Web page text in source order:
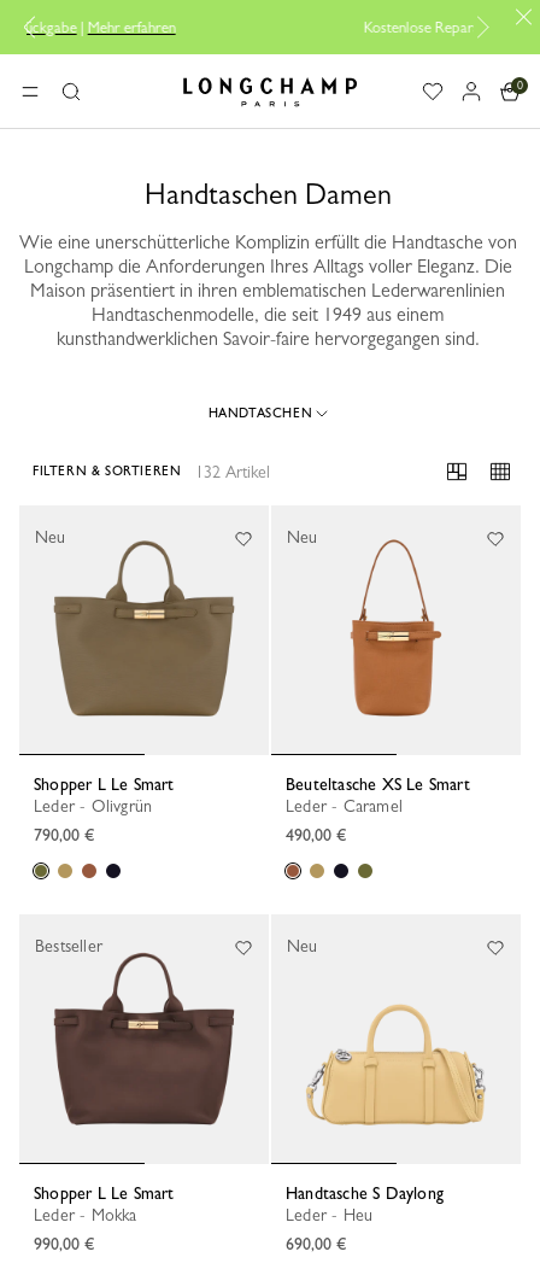
Zum Reparaturservice
MENÜSuche Longchamp - Home
0
Handtaschen Damen
Wie eine unerschütterliche Komplizin erfüllt die Handtasche von
Longchamp die Anforderungen Ihres Alltags voller Eleganz. Die
Maison präsentiert in ihren emblematischen Lederwarenlinien
Handtaschenmodelle, die seit 1949 aus einem
kunsthandwerklichen Savoir-faire hervorgegangen sind.
HANDTASCHEN
132 Artikel
FILTERN & SORTIEREN
Shopper L Le Smart
Leder - Olivgrün
790,00 €
Neu
Beuteltasche XS Le Smart
Leder - Caramel
490,00 €
Neu
Shopper L Le Smart
Leder - Mokka
990,00 €
Bestseller
Handtasche S Daylong
Leder - Heu
690,00 €
Neu